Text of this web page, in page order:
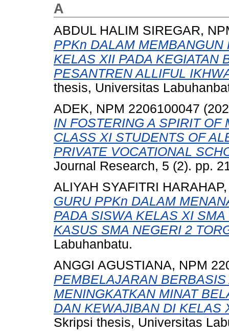
A
ABDUL HALIM SIREGAR,
PPKn DALAM
KELAS XII PADA KEGIATAN
PESANTREN ALLIFUL
thesis, Universitas
ADEK, NPM 2206100047
IN FOSTERING A SPIRIT OF
CLASS XI STUDENTS OF
PRIVATE VOCATIONAL
Journal Research, 5 (2). pp.
ALIYAH SYAFITRI
GURU PPKn DALAM
PADA SISWA KELAS XI
KASUS SMA NEGERI 2
Labuhanbatu.
ANGGI AGUSTIANA, NPM
PEMBELAJARAN
MENINGKATKAN MINAT
DAN KEWAJIBAN DI KELAS
Skripsi thesis, Universitas